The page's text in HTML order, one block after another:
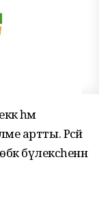
һәм
артты. Рәсәй
бүлексәһенән